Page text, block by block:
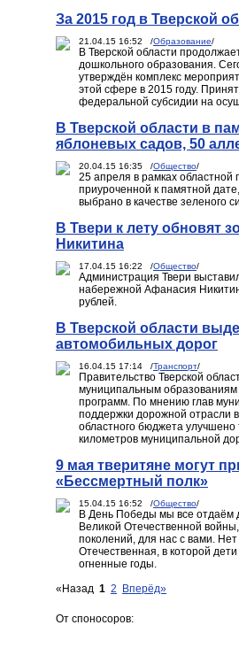
За 2015 год в Тверской
21.04.15 16:52 /Образование/
В Тверской области
дошкольного образования.
утверждён комплекс
этой сфере в 2015 году.
федеральной субсидии на
В Тверской области в
яблоневых садов, 50
20.04.15 16:35 /Общество/
25 апреля в рамках
приуроченной к памятной
выбрано в качестве зеленого
В Твери к лету обновят
Никитина
17.04.15 16:22 /Общество/
Администрация Твери
набережной Афанасия
рублей.
В Тверской области
автомобильных дорог
16.04.15 17:14 /Транспорт/
Правительство Тверской
муниципальным образованиям
программ. По мнению глав
поддержки дорожной отрасли
областного бюджета
километров муниципальной
9 мая тверитяне могут
«Бессмертный полк»
15.04.15 16:52 /Общество/
В День Победы мы все отдаём
Великой Отечественной
поколений, для нас с вами.
Отечественная, в которой
огненные годы.
«Назад 1 2 Вперёд»
От споносоров: